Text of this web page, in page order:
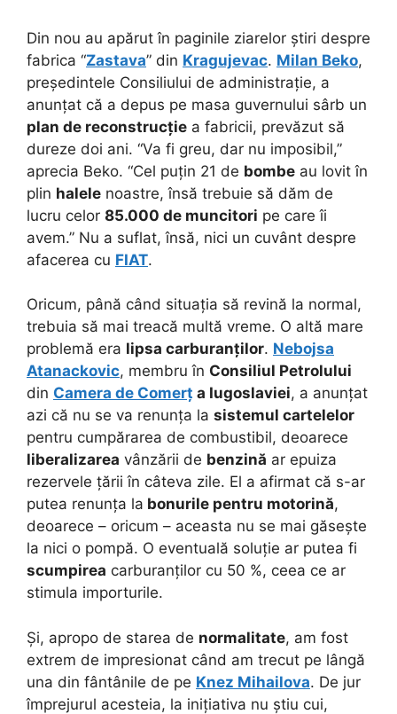
Din nou au apărut în paginile ziarelor știri despre
fabrica “Zastava” din Kragujevac. Milan Beko,
președintele Consiliului de administrație, a
anunțat că a depus pe masa guvernului sârb un
plan de reconstrucție a fabricii, prevăzut să
dureze doi ani. “Va fi greu, dar nu imposibil,”
aprecia Beko. “Cel puțin 21 de bombe au lovit în
plin halele noastre, însă trebuie să dăm de
lucru celor 85.000 de muncitori pe care îi
avem.” Nu a suflat, însă, nici un cuvânt despre
afacerea cu FIAT.
Oricum, până când situația să revină la normal,
trebuia să mai treacă multă vreme. O altă mare
problemă era lipsa carburanților. Nebojsa
Atanackovic, membru în Consiliul Petrolului
din Camera de Comerț a Iugoslaviei, a anunțat
azi că nu se va renunța la sistemul cartelelor
pentru cumpărarea de combustibil, deoarece
liberalizarea vânzării de benzină ar epuiza
rezervele țării în câteva zile. El a afirmat că s-ar
putea renunța la bonurile pentru motorină,
deoarece – oricum – aceasta nu se mai găsește
la nici o pompă. O eventuală soluție ar putea fi
scumpirea carburanților cu 50 %, ceea ce ar
stimula importurile.
Și, apropo de starea de normalitate, am fost
extrem de impresionat când am trecut pe lângă
una din fântânile de pe Knez Mihailova. De jur
împrejurul acesteia, la inițiativa nu știu cui,